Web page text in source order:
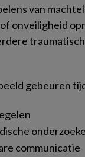
van
onveiligheid
gebeuren
communicatie